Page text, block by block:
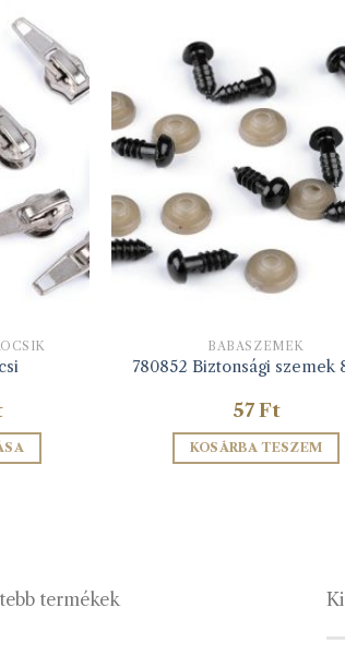
Ártartomány:
74 Ft
-
89 Ft
BABASZEMEK
780852 Biztonsági szemek
57Ft
KOSÁRBA TESZEM
termékek